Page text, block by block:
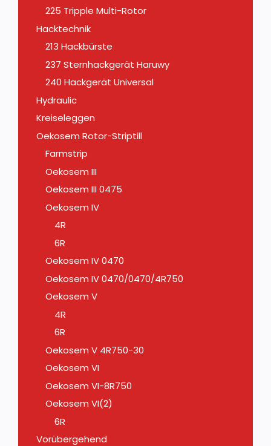
225 Tripple Multi-Rotor
Hacktechnik
213 Hackbürste
237 Sternhackgerät Haruwy
240 Hackgerät Universal
Hydraulic
Kreiseleggen
Oekosem Rotor-Striptill
Farmstrip
Oekosem III
Oekosem III 0475
Oekosem IV
4R
6R
Oekosem IV 0470
Oekosem IV 0470/0470/4R750
Oekosem V
4R
6R
Oekosem V 4R750-30
Oekosem VI
Oekosem VI-8R750
Oekosem VI(2)
6R
Vorübergehend